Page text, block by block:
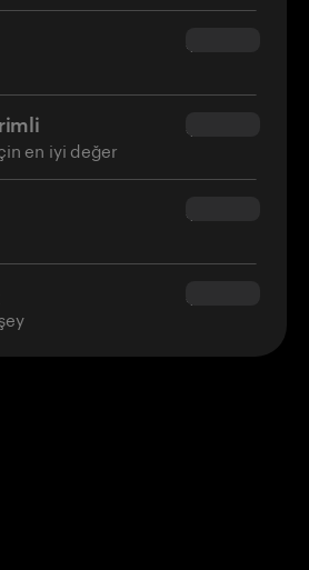
$54.90
en iyi değer
$34.95
$160.00
$180.00